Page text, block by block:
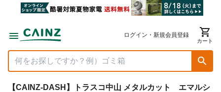
ログイン・新規会員登録
カート
【CAINZ-DASH】トラスコ中山 メタルカット エマルシ